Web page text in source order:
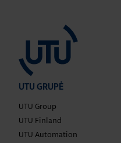
UTU GRUPĖ
UTU Group
UTU Finland
UTU Automation